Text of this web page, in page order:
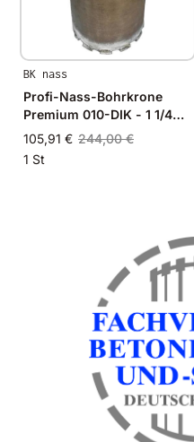
BK nass
Profi-Nass-Bohrkrone
Premium 010-DIK - 1 1/4
Zoll - NL360mm - Ø 161mm
105,91 € 244,00 €
1 St